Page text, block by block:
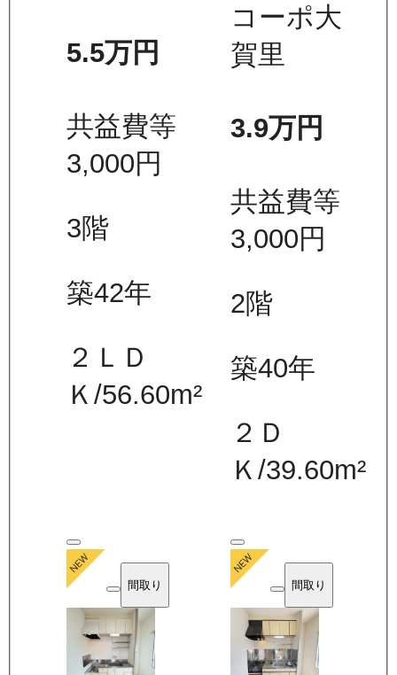
5.5万円
共益費等
3,000円
3階
築42年
２ＬＤ
Ｋ/56.60m²
コーポ大
賀里
3.9万円
共益費等
3,000円
2階
築40年
２Ｄ
Ｋ /39.60m²
間取り 間取り